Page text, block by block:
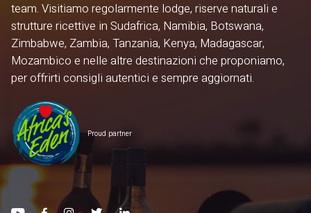
team. Visitiamo regolarmente lodge, riserve naturali e
strutture ricettive in Sudafrica, Namibia, Botswana,
Zimbabwe, Zambia, Tanzania, Kenya, Madagascar,
Mozambico e nelle altre destinazioni che proponiamo,
per offrirti consigli autentici e sempre aggiornati.
Proud partner